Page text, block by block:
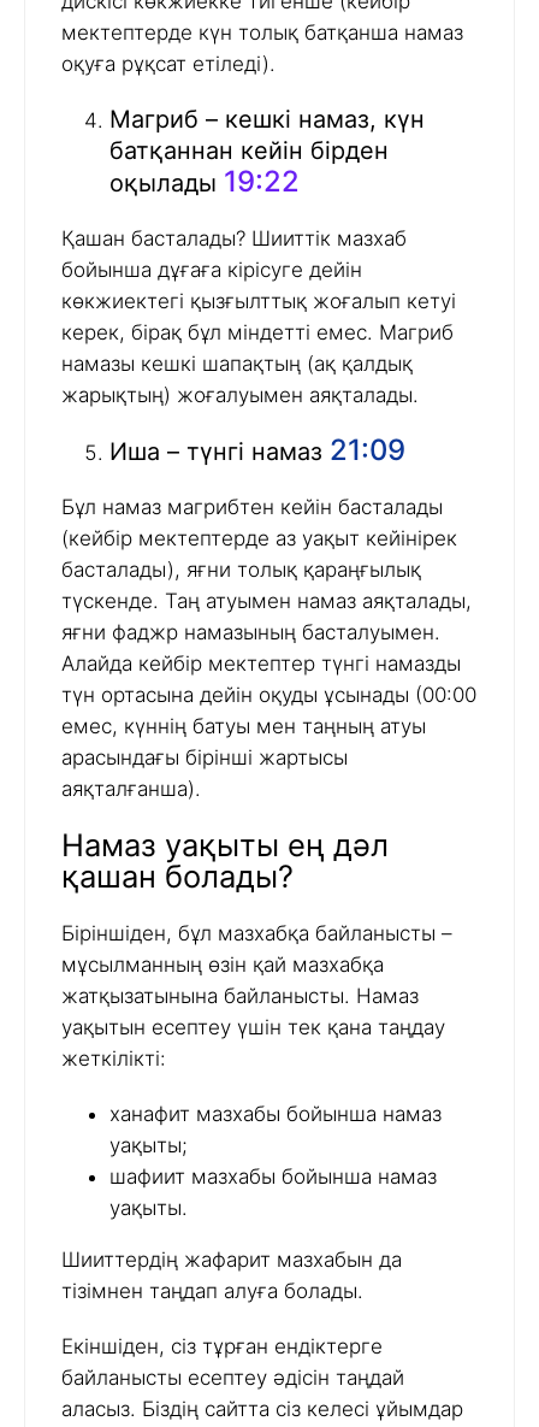
мектептерде күн толық батқанша намаз
оқуға рұқсат етіледі).
Магриб – кешкі намаз, күн
батқаннан кейін бірден
оқылады 19:22
Қашан басталады? Шииттік мазхаб
бойынша дұғаға кірісуге дейін
көкжиектегі қызғылттық жоғалып кетуі
керек, бірақ бұл міндетті емес. Магриб
намазы кешкі шапақтың (ақ қалдық
жарықтың) жоғалуымен аяқталады.
Иша – түнгі намаз 21:09
Бұл намаз магрибтен кейін басталады
(кейбір мектептерде аз уақыт кейінірек
басталады), яғни толық қараңғылық
түскенде. Таң атуымен намаз аяқталады,
яғни фаджр намазының басталуымен.
Алайда кейбір мектептер түнгі намазды
түн ортасына дейін оқуды ұсынады (00:00
емес, күннің батуы мен таңның атуы
арасындағы бірінші жартысы
аяқталғанша).
Намаз уақыты ең дәл
қашан болады?
Біріншіден, бұл мазхабқа байланысты –
мұсылманның өзін қай мазхабқа
жатқызатынына байланысты. Намаз
уақытын есептеу үшін тек қана таңдау
жеткілікті:
ханафит мазхабы бойынша намаз
уақыты;
шафиит мазхабы бойынша намаз
уақыты.
Шииттердің жафарит мазхабын да
тізімнен таңдап алуға болады.
Екіншіден, сіз тұрған ендіктерге
байланысты есептеу әдісін таңдай
аласыз. Біздің сайтта сіз келесі ұйымдар